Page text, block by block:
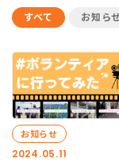
すべて お知ら
2024.05.11
お知らせ